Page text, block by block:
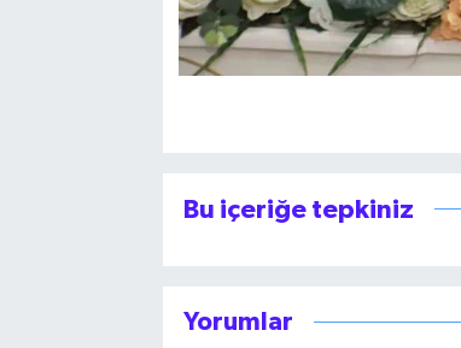
Bu içeriğe tepkiniz
Yorumlar